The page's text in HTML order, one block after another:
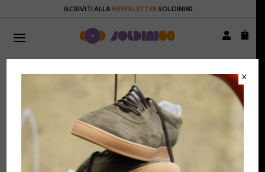
ISCRIVITI ALLA NEWSLETTER SOLDINI80
 
X